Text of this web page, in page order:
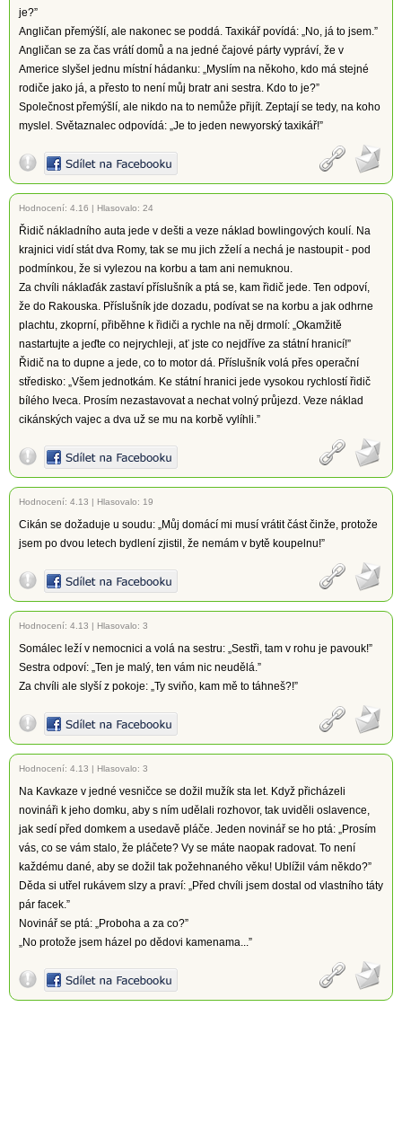
je?”
Angličan přemýšlí, ale nakonec se poddá. Taxikář povídá: „No, já to jsem.”
Angličan se za čas vrátí domů a na jedné čajové párty vypráví, že v
Americe slyšel jednu místní hádanku: „Myslím na někoho, kdo má stejné
rodiče jako já, a přesto to není můj bratr ani sestra. Kdo to je?”
Společnost přemýšlí, ale nikdo na to nemůže přijít. Zeptají se tedy, na koho
myslel. Světaznalec odpovídá: „Je to jeden newyorský taxikář!”
Hodnocení: 4.16 | Hlasovalo: 24
Řidič nákladního auta jede v dešti a veze náklad bowlingových koulí. Na
krajnici vidí stát dva Romy, tak se mu jich zželí a nechá je nastoupit - pod
podmínkou, že si vylezou na korbu a tam ani nemuknou.
Za chvíli náklaďák zastaví příslušník a ptá se, kam řidič jede. Ten odpoví,
že do Rakouska. Příslušník jde dozadu, podívat se na korbu a jak odhrne
plachtu, zkoprní, přiběhne k řidiči a rychle na něj drmolí: „Okamžitě
nastartujte a jeďte co nejrychleji, ať jste co nejdříve za státní hranicí!”
Řidič na to dupne a jede, co to motor dá. Příslušník volá přes operační
středisko: „Všem jednotkám. Ke státní hranici jede vysokou rychlostí řidič
bílého Iveca. Prosím nezastavovat a nechat volný průjezd. Veze náklad
cikánských vajec a dva už se mu na korbě vylíhli.”
Hodnocení: 4.13 | Hlasovalo: 19
Cikán se dožaduje u soudu: „Můj domácí mi musí vrátit část činže, protože
jsem po dvou letech bydlení zjistil, že nemám v bytě koupelnu!”
Hodnocení: 4.13 | Hlasovalo: 3
Somálec leží v nemocnici a volá na sestru: „Sestři, tam v rohu je pavouk!”
Sestra odpoví: „Ten je malý, ten vám nic neudělá.”
Za chvíli ale slyší z pokoje: „Ty sviňo, kam mě to táhneš?!”
Hodnocení: 4.13 | Hlasovalo: 3
Na Kavkaze v jedné vesničce se dožil mužík sta let. Když přicházeli
novináři k jeho domku, aby s ním udělali rozhovor, tak uviděli oslavence,
jak sedí před domkem a usedavě pláče. Jeden novinář se ho ptá: „Prosím
vás, co se vám stalo, že pláčete? Vy se máte naopak radovat. To není
každému dané, aby se dožil tak požehnaného věku! Ublížil vám někdo?”
Děda si utřel rukávem slzy a praví: „Před chvíli jsem dostal od vlastního táty
pár facek.”
Novinář se ptá: „Proboha a za co?”
„No protože jsem házel po dědovi kamenama...”